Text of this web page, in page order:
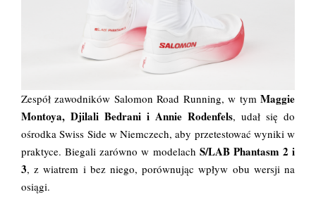
Zespół zawodników Salomon Road Running, w tym Maggie
Montoya, Djilali Bedrani i Annie Rodenfels, udał się do
ośrodka Swiss Side w Niemczech, aby przetestować wyniki w
praktyce. Biegali zarówno w modelach S/LAB Phantasm 2 i
3, z wiatrem i bez niego, porównując wpływ obu wersji na
osiągi.